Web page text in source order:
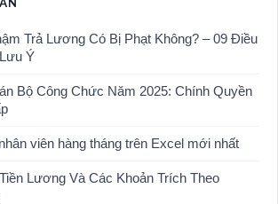
Trả Lương Có Bị Phạt Không? – 09 Điều
Ý
Bộ Công Chức Năm 2025: Chính Quyền
viên hàng tháng trên Excel mới nhất
Lương Và Các Khoản Trích Theo